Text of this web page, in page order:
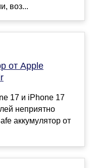
воз...
от Apple
17 и iPhone 17
неприятно
аккумулятор от